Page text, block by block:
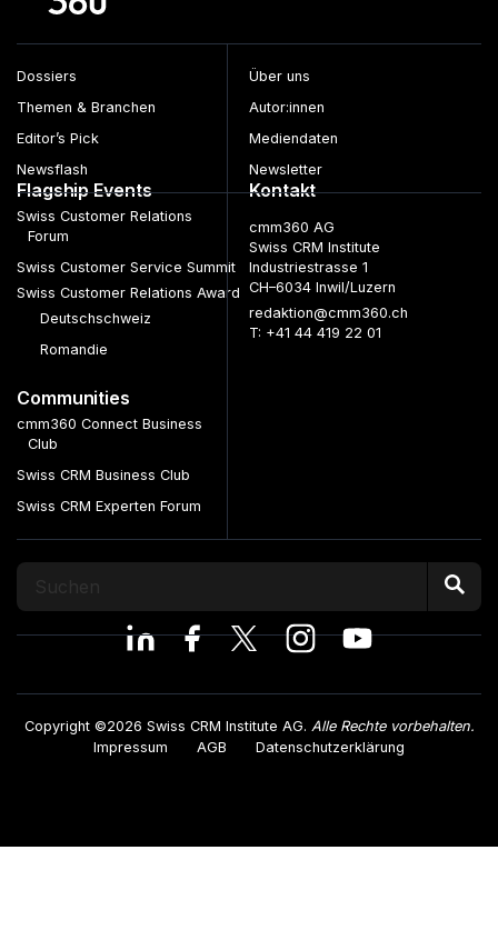
Dossiers
Themen & Branchen
Editor’s Pick
Newsflash
Über uns
Autor:innen
Mediendaten
Newsletter
Flagship Events
Swiss Customer Relations
Forum
Swiss Customer Service Summit
Swiss Customer Relations Award
Deutschschweiz
Romandie
Communities
cmm360 Connect Business
Club
Swiss CRM Business Club
Swiss CRM Experten Forum
Kontakt
cmm360 AG
Swiss CRM Institute
Industriestrasse 1
CH–6034 Inwil/Luzern
redaktion@cmm360.ch
T: +41 44 419 22 01
Copyright ©2026 Swiss CRM Institute AG. Alle Rechte vorbehalten.
Impressum
AGB Datenschutzerklärung